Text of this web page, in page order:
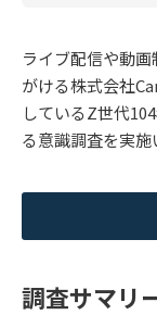
ライブ配信や動
がける株式会社
しているZ世代
る意識調査を実施
調査サマリ